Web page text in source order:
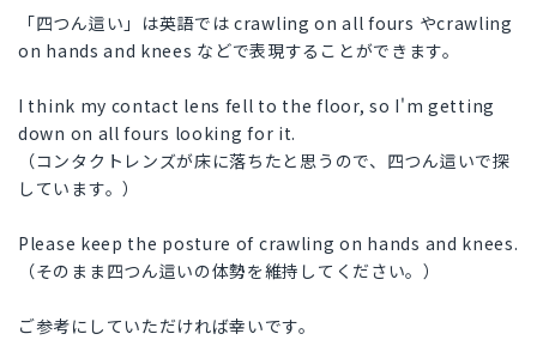
「四つん這い」は英語では crawling on all fours やcrawling
on hands and knees などで表現することができます。
I think my contact lens fell to the floor, so I'm getting
down on all fours looking for it.
（コンタクトレンズが床に落ちたと思うので、四つん這いで探
しています。）
Please keep the posture of crawling on hands and knees.
（そのまま四つん這いの体勢を維持してください。）
ご参考にしていただければ幸いです。